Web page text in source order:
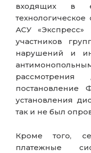
входящих в
АСУ
участников
нарушений и
постановление
установления
так и не был
Кроме того,
платежные